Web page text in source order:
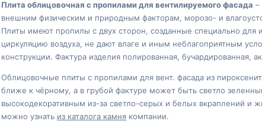
Плита облицовочная с пропилами для вентилируемого фасада –
внешним физическим и природным факторам, морозо- и
Плиты имеют пропилы с двух сторон, созданные специально
циркуляцию воздуха, не дают влаге и иным неблагоприятным
конструкции. Фактура изделия полированная, бучардированная,
Облицовочные плиты с пропилами для вент. фасада из
ближе к чёрному, а в грубой фактуре может быть светло
высокодекоративным из-за светло-серых и белых вкраплений и
можно узнать из каталога камня компании.